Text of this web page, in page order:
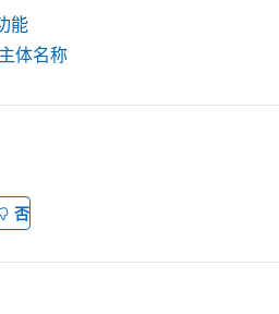
能
体名称
否